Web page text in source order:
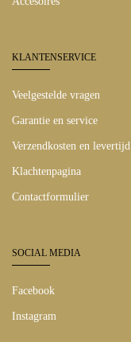
KLANTENSERVICE
Veelgestelde vragen
Garantie en service
Verzendkosten en levertijd
Klachtenpagina
Contactformulier
SOCIAL MEDIA
Facebook
Instagram